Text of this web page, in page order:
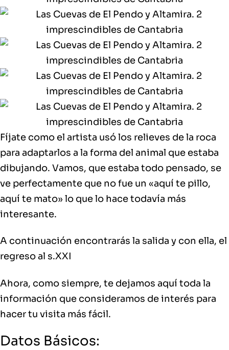
Fíjate como el artista usó los relieves de la roca
para adaptarlos a la forma del animal que estaba
dibujando. Vamos, que estaba todo pensado, se
ve perfectamente que no fue un «aquí te pillo,
aquí te mato» lo que lo hace todavía más
interesante.
A continuación encontrarás la salida y con ella, el
regreso al s.XXI
Ahora, como siempre, te dejamos aquí toda la
información que consideramos de interés para
hacer tu visita más fácil.
Datos Básicos: